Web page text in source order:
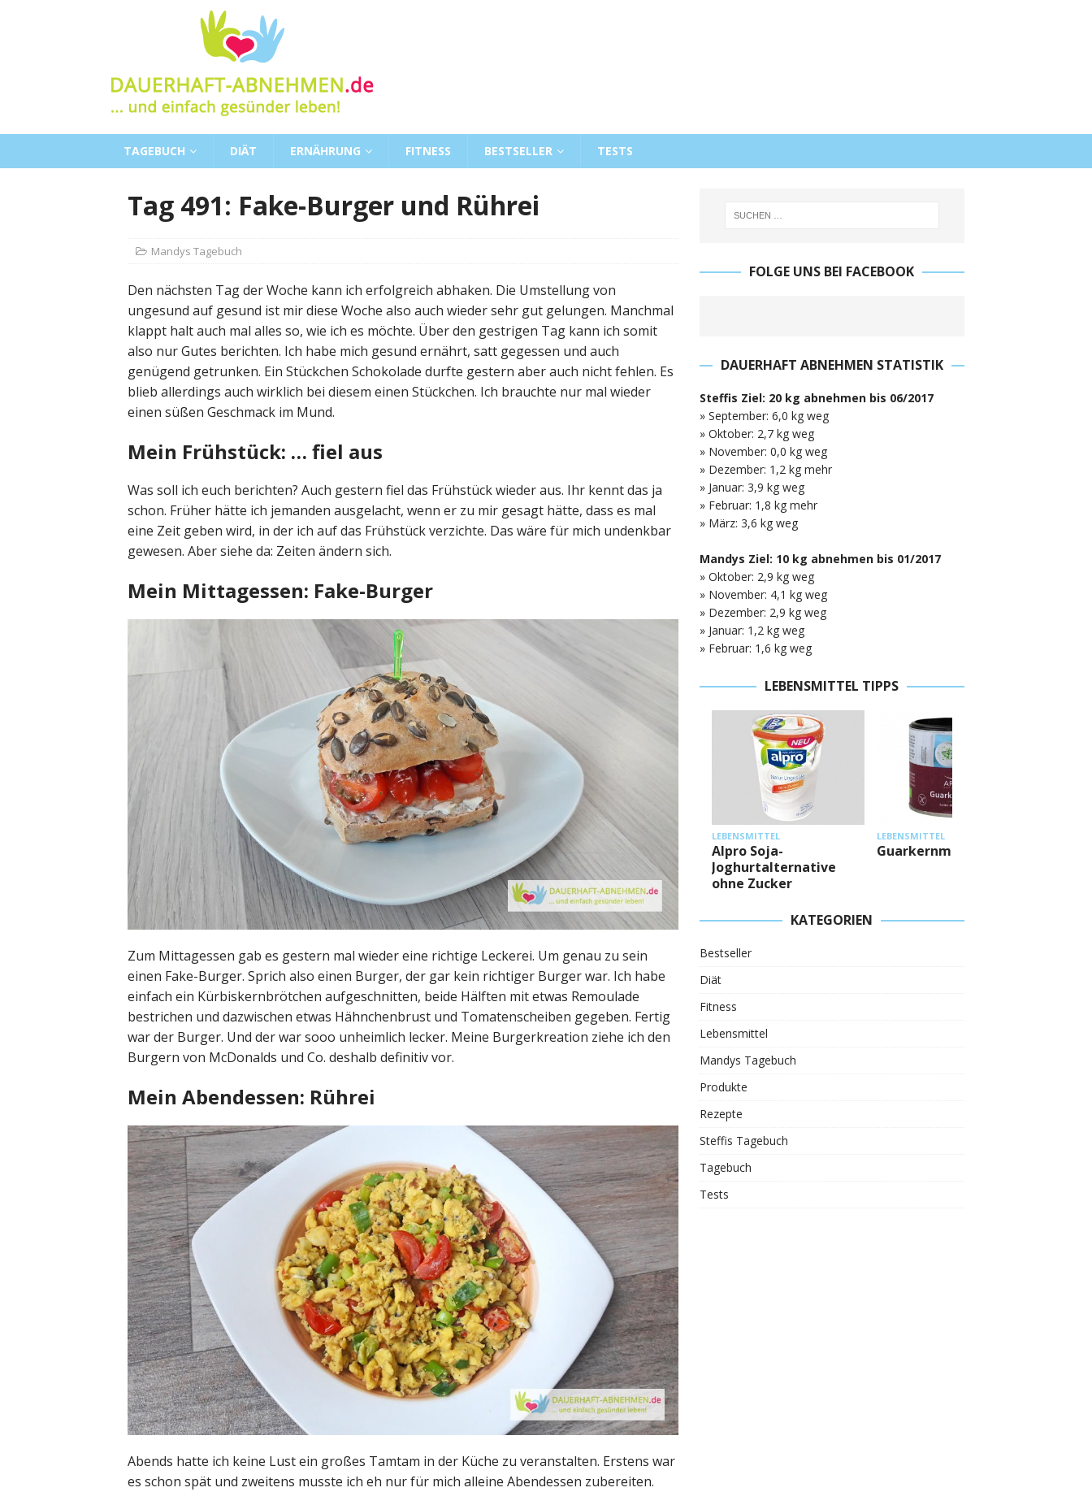
TAGEBUCH DIÄT ERNÄHRUNG FITNESS BESTSELLER TESTS
Tag 491: Fake-Burger und Rührei
Mandys Tagebuch
Den nächsten Tag der Woche kann ich erfolgreich abhaken. Die Umstellung von
ungesund auf gesund ist mir diese Woche also auch wieder sehr gut gelungen. Manchmal
klappt halt auch mal alles so, wie ich es möchte. Über den gestrigen Tag kann ich somit
also nur Gutes berichten. Ich habe mich gesund ernährt, satt gegessen und auch
genügend getrunken. Ein Stückchen Schokolade durfte gestern aber auch nicht fehlen. Es
blieb allerdings auch wirklich bei diesem einen Stückchen. Ich brauchte nur mal wieder
einen süßen Geschmack im Mund.
Mein Frühstück: … fiel aus
Was soll ich euch berichten? Auch gestern fiel das Frühstück wieder aus. Ihr kennt das ja
schon. Früher hätte ich jemanden ausgelacht, wenn er zu mir gesagt hätte, dass es mal
eine Zeit geben wird, in der ich auf das Frühstück verzichte. Das wäre für mich undenkbar
gewesen. Aber siehe da: Zeiten ändern sich.
Mein Mittagessen: Fake-Burger
Zum Mittagessen gab es gestern mal wieder eine richtige Leckerei. Um genau zu sein
einen Fake-Burger. Sprich also einen Burger, der gar kein richtiger Burger war. Ich habe
einfach ein Kürbiskernbrötchen aufgeschnitten, beide Hälften mit etwas Remoulade
bestrichen und dazwischen etwas Hähnchenbrust und Tomatenscheiben gegeben. Fertig
war der Burger. Und der war sooo unheimlich lecker. Meine Burgerkreation ziehe ich den
Burgern von McDonalds und Co. deshalb definitiv vor.
Mein Abendessen: Rührei
Abends hatte ich keine Lust ein großes Tamtam in der Küche zu veranstalten. Erstens war
es schon spät und zweitens musste ich eh nur für mich alleine Abendessen zubereiten.
FOLGE UNS BEI FACEBOOK
DAUERHAFT ABNEHMEN STATISTIK
Steffis Ziel: 20 kg abnehmen bis 06/2017
» September: 6,0 kg weg
» Oktober: 2,7 kg weg
» November: 0,0 kg weg
» Dezember: 1,2 kg mehr
» Januar: 3,9 kg weg
» Februar: 1,8 kg mehr
» März: 3,6 kg weg
Mandys Ziel: 10 kg abnehmen bis 01/2017
» Oktober: 2,9 kg weg
» November: 4,1 kg weg
» Dezember: 2,9 kg weg
» Januar: 1,2 kg weg
» Februar: 1,6 kg weg
LEBENSMITTEL TIPPS
LEBENSMITTEL
Alpro Soja-
Joghurtalternative
ohne Zucker
LEBENSMITTEL
Guarkernmehl
KATEGORIEN
Bestseller
Diät
Fitness
Lebensmittel
Mandys Tagebuch
Produkte
Rezepte
Steffis Tagebuch
Tagebuch
Tests